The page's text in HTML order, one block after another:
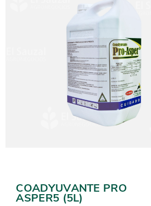
COADYUVANTE PRO
ASPER5 (5L)